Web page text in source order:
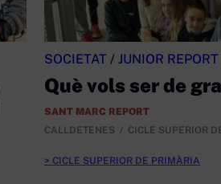
SOCIETAT / JUNIOR
Què vols ser de
SANT MARC REPORT
CALLDETENES
CICLE SUPERIOR
CICLE SUPERIOR DE PRIMÀRIA